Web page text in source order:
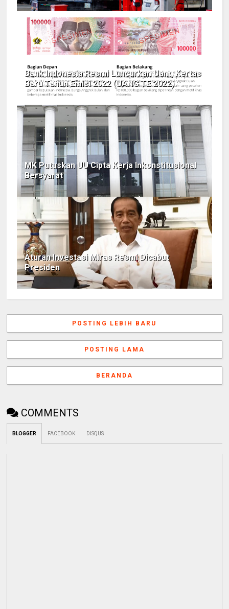
Bank Indonesia Resmi Luncurkan Uang Kertas
Baru Tahun Emisi 2022 (UANG TE 2022)
MK Putuskan UU Cipta Kerja Inkonstitusional
Bersyarat
Aturan Investasi Miras Resmi Dicabut
Presiden
POSTING LEBIH BARU
POSTING LAMA
BERANDA
COMMENTS
BLOGGER FACEBOOK DISQUS